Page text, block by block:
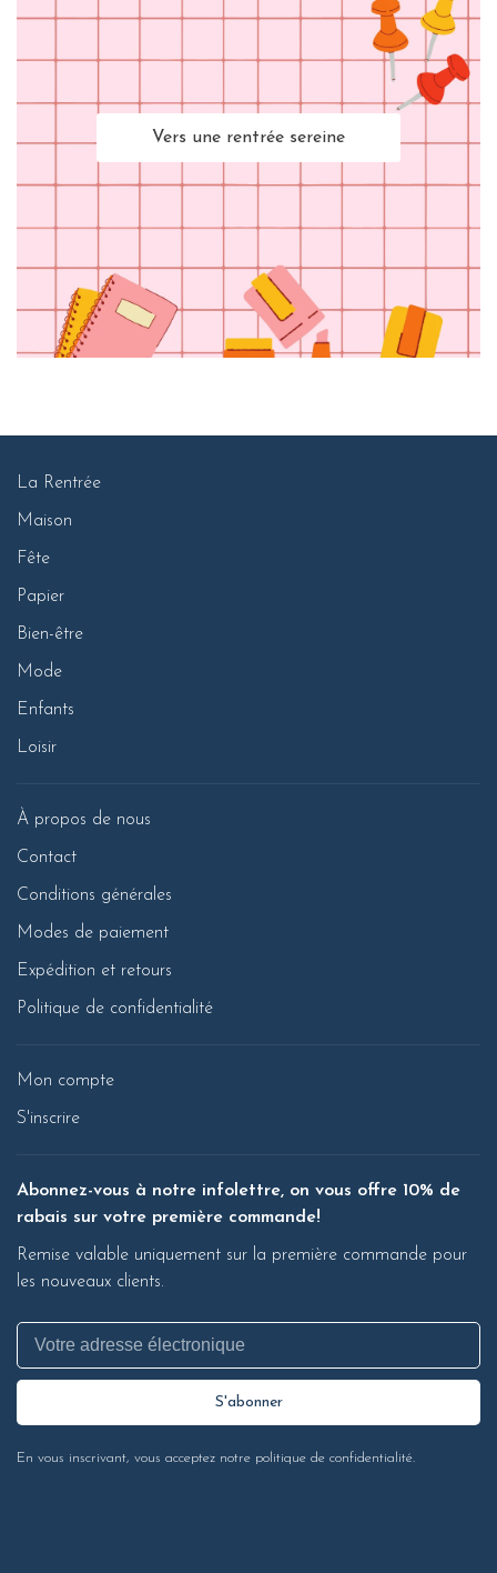
Vers une rentrée sereine
La Rentrée
Maison
Fête
Papier
Bien-être
Mode
Enfants
Loisir
À propos de nous
Contact
Conditions générales
Modes de paiement
Expédition et retours
Politique de confidentialité
Mon compte
S'inscrire
Abonnez-vous à notre infolettre, on vous offre 10% de
rabais sur votre première commande!
Remise valable uniquement sur la première commande pour
les nouveaux clients.
S'abonner
En vous inscrivant, vous acceptez notre politique de confidentialité.